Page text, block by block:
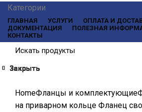
Категории
ГЛАВНАЯ УСЛУГИ
ОПЛАТА И
ДОКУМЕНТАЦИЯ
ПОЛЕЗНАЯ
КОНТАКТЫ
HomeФланцы и комплектующие
на приварном кольце Фланец
Закрыть
Закрыть
Закрыть
Закрыть
Закрыть
Закрыть
Закрыть
Закрыть